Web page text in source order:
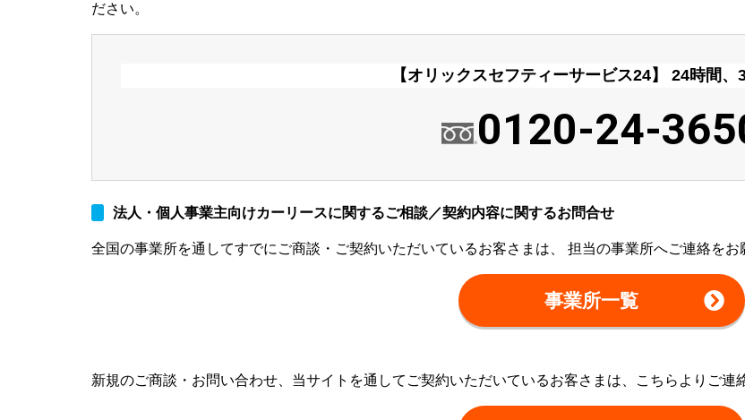
ださい。
【オリックスセフティーサービス24】 24時間、
0120-24-
法人・個人事業主向けカーリースに関するご相談／契約内容に関するお問合せ
全国の事業所を通してすでにご商談・ご契約いただいているお客さまは、 担当の事業所へご連絡をお
事業所一覧
新規のご商談・お問い合わせ、当サイトを通してご契約いただいているお客さまは、こちらよりご連